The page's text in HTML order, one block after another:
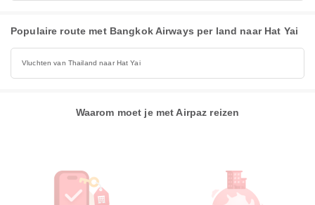
Populaire route met Bangkok Airways per land naar Hat Yai
Vluchten van Thailand naar Hat Yai
Waarom moet je met Airpaz reizen